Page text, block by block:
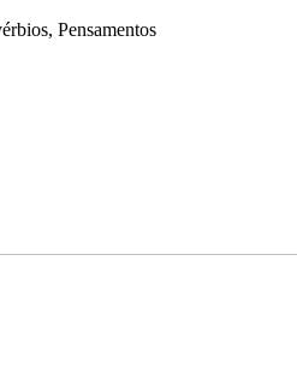
Pensamentos